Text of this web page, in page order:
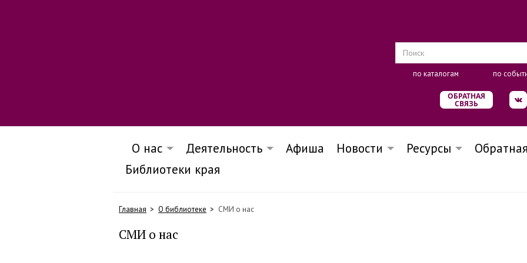
по каталогам по
ОБРАТНАЯ
СВЯЗЬ
О нас Деятельность Афиша Новости Ресурсы
Библиотеки края
Главная О библиотеке СМИ о нас
СМИ о нас